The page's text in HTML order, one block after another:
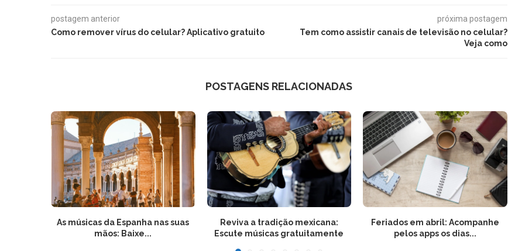
postagem anterior
Como remover vírus do celular? Aplicativo gratuito
próxima postagem
Tem como assistir canais de televisão no celular?
Veja como
POSTAGENS RELACIONADAS
As músicas da Espanha nas suas
mãos: Baixe...
Reviva a tradição mexicana:
Escute músicas gratuitamente
Feriados em abril: Acompanhe
pelos apps os dias...